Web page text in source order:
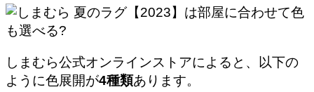
しまむら公式オンラインストアによると、以下の
ように色展開が4種類あります。